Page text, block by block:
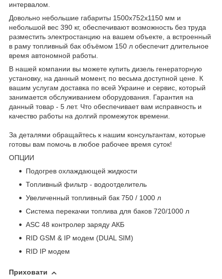
интервалом.
Довольно небольшие габариты 1500x752x1150 мм и
небольшой вес 390 кг, обеспечивают возможность без труда
разместить электростанцию на вашем объекте, а встроенный
в раму топливный бак объёмом 150 л обеспечит длительное
время автономной работы.
В нашей компании вы можете купить дизель генераторную
установку, на данный момент, по весьма доступной цене. К
вашим услугам доставка по всей Украине и сервис, который
занимается обслуживанием оборудования. Гарантия на
данный товар - 5 лет. Что обеспечивает вам исправность и
качество работы на долгий промежуток времени.
За деталями обращайтесь к нашим консультантам, которые
готовы вам помочь в любое рабочее время суток!
ОПЦИИ
Подогрев охлаждающей жидкости
Топливный фильтр - водоотделитель
Увеличенный топливный бак 750 / 1000 л
Система перекачки топлива для баков 720/1000 л
ASC 48 контролер заряду АКБ
RID GSM & IP модем (DUAL SIM)
RID IP модем
Приховати